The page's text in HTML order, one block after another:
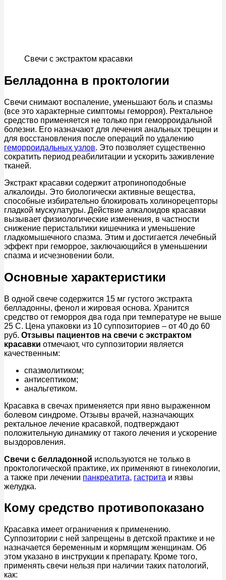
Свечи с экстрактом красавки
Белладонна в проктологии
Свечи снимают воспаление, уменьшают боль и спазмы
(все это характерные симптомы геморроя). Ректальное
средство применяется не только при геморроидальной
болезни. Его назначают для лечения анальных трещин и
для восстановления после операций по удалению
геморроидальных узлов. Это позволяет существенно
сократить период реабилитации и ускорить заживление
тканей.
Экстракт красавки содержит атропиноподобные
алкалоиды. Это биологически активные вещества,
способные избирательно блокировать холинорецепторы
гладкой мускулатуры. Действие алкалоидов красавки
вызывает физиологические изменения, в частности
снижение перистальтики кишечника и уменьшение
гладкомышечного спазма. Этим и достигается лечебный
эффект при геморрое, заключающийся в уменьшении
спазма и исчезновении боли.
Основные характеристики
В одной свече содержится 15 мг густого экстракта
белладонны, фенол и жировая основа. Хранится
средство от геморроя два года при температуре не выше
25 С. Цена упаковки из 10 суппозиториев – от 40 до 60
руб. Отзывы пациентов на свечи с экстрактом
красавки отмечают, что суппозитории является
качественным:
спазмолитиком;
антисептиком;
анальгетиком.
Красавка в свечах применяется при явно выраженном
болевом синдроме. Отзывы врачей, назначающих
ректальное лечение красавкой, подтверждают
положительную динамику от такого лечения и ускорение
выздоровления.
Свечи с белладонной используются не только в
проктологической практике, их применяют в гинекологии,
а также при лечении панкреатита, гастрита и язвы
желудка.
Кому средство противопоказано
Красавка имеет ограничения к применению.
Суппозитории с ней запрещены в детской практике и не
назначается беременным и кормящим женщинам. Об
этом указано в инструкции к препарату. Кроме того,
применять свечи нельзя при наличии таких патологий,
как: